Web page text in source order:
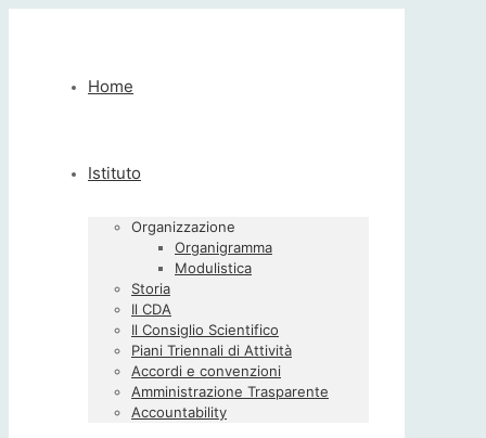
Home
Istituto
Organizzazione
Organigramma
Modulistica
Storia
Il CDA
Il Consiglio Scientifico
Piani Triennali di Attività
Accordi e convenzioni
Amministrazione Trasparente
Accountability